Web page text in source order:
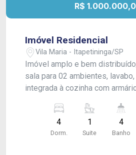
R$
Imóvel Residencial
Vila Maria - Itapetininga/SP
Imóvel amplo e bem
sala para 02 ambientes,
integrada à cozinha com
01 suíte, além de banheiro social. Na
externa, conta com lavanderia
de apoio, espaço gourmet
4
Dorm.
1
Suite
4
Banho